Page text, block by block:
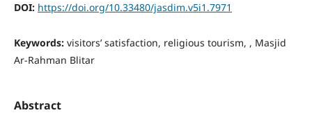
DOI: https://doi.org/10.33480/jasdim.v5i1.7971
Keywords: visitors’ satisfaction, religious tourism, , Masjid
Ar-Rahman Blitar
Abstract